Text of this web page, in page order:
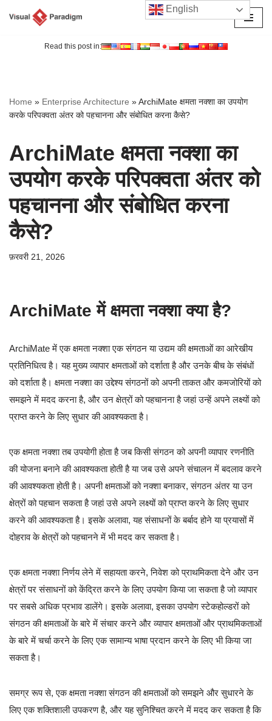
Read this post in:
Home » Enterprise Architecture »ArchiMate क्षमता नक्शा का उपयोग
करके परिपक्वता अंतर को पहचानना और संबोधित करना कैसे?
ArchiMate क्षमता नक्शा का
उपयोग करके परिपक्वता अंतर को
पहचानना और संबोधित करना
कैसे?
फ़रवरी 21, 2026
ArchiMate में क्षमता नक्शा क्या है?
ArchiMate में एक क्षमता नक्शा एक संगठन या उद्यम की क्षमताओं का आरेखीय
प्रतिनिधित्व है। यह मुख्य व्यापार क्षमताओं को दर्शाता है और उनके बीच के संबंधों
को दर्शाता है। क्षमता नक्शा का उद्देश्य संगठनों को अपनी ताकत और कमजोरियों को
समझने में मदद करना है, और उन क्षेत्रों को पहचानना है जहां उन्हें अपने लक्ष्यों को
प्राप्त करने के लिए सुधार की आवश्यकता है।
एक क्षमता नक्शा तब उपयोगी होता है जब किसी संगठन को अपनी व्यापार रणनीति
की योजना बनाने की आवश्यकता होती है या जब उसे अपने संचालन में बदलाव करने
की आवश्यकता होती है। अपनी क्षमताओं को नक्शा बनाकर, संगठन अंतर या उन
क्षेत्रों को पहचान सकता है जहां उसे अपने लक्ष्यों को प्राप्त करने के लिए सुधार
करने की आवश्यकता है। इसके अलावा, यह संसाधनों के बर्बाद होने या प्रयासों में
दोहराव के क्षेत्रों को पहचानने में भी मदद कर सकता है।
एक क्षमता नक्शा निर्णय लेने में सहायता करने, निवेश को प्राथमिकता देने और उन
क्षेत्रों पर संसाधनों को केंद्रित करने के लिए उपयोग किया जा सकता है जो व्यापार
पर सबसे अधिक प्रभाव डालेंगे। इसके अलावा, इसका उपयोग स्टेकहोल्डरों को
संगठन की क्षमताओं के बारे में संचार करने और व्यापार क्षमताओं और प्राथमिकताओं
के बारे में चर्चा करने के लिए एक सामान्य भाषा प्रदान करने के लिए भी किया जा
सकता है।
समग्र रूप से, एक क्षमता नक्शा संगठन की क्षमताओं को समझने और सुधारने के
लिए एक शक्तिशाली उपकरण है, और यह सुनिश्चित करने में मदद कर सकता है कि
English